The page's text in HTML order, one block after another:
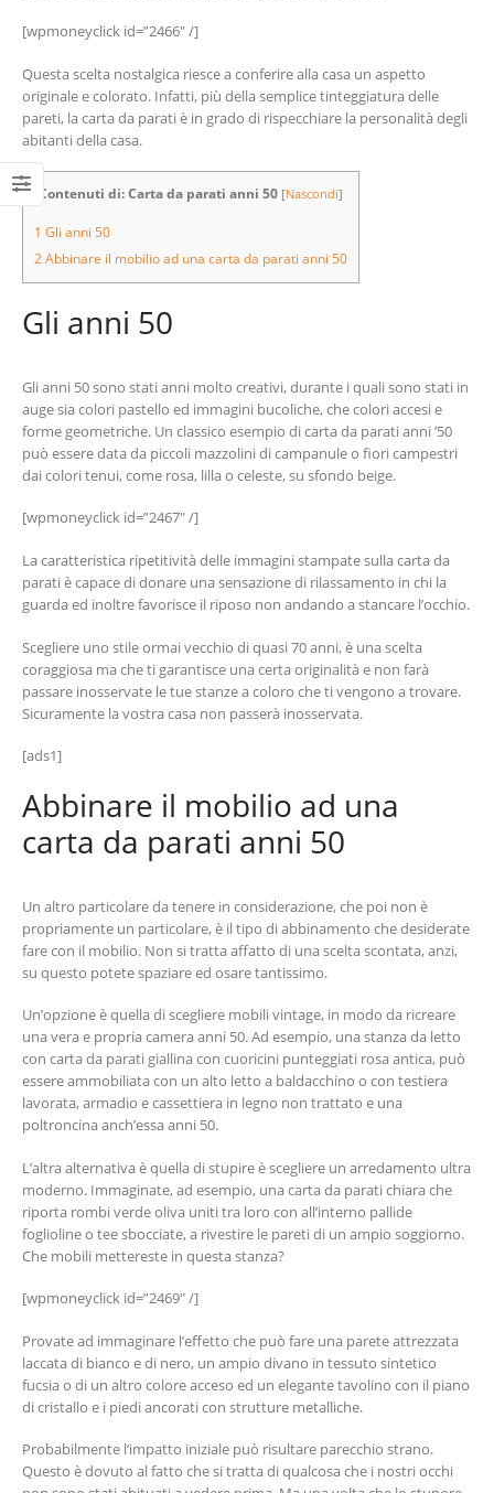
[wpmoneyclick id=”2466″ /]
Questa scelta nostalgica riesce a conferire alla casa un aspetto
originale e colorato. Infatti, più della semplice tinteggiatura delle
pareti, la carta da parati è in grado di rispecchiare la personalità degli
abitanti della casa.
Contenuti di: Carta da parati anni 50 [Nascondi]
1 Gli anni 50
2Abbinare il mobilio ad una carta da parati anni 50
Gli anni 50
Gli anni 50 sono stati anni molto creativi, durante i quali sono stati in
auge sia colori pastello ed immagini bucoliche, che colori accesi e
forme geometriche. Un classico esempio di carta da parati anni ’50
può essere data da piccoli mazzolini di campanule o fiori campestri
dai colori tenui, come rosa, lilla o celeste, su sfondo beige.
[wpmoneyclick id=”2467″ /]
La caratteristica ripetitività delle immagini stampate sulla carta da
parati è capace di donare una sensazione di rilassamento in chi la
guarda ed inoltre favorisce il riposo non andando a stancare l’occhio.
Scegliere uno stile ormai vecchio di quasi 70 anni, è una scelta
coraggiosa ma che ti garantisce una certa originalità e non farà
passare inosservate le tue stanze a coloro che ti vengono a trovare.
Sicuramente la vostra casa non passerà inosservata.
[ads1]
Abbinare il mobilio ad una
carta da parati anni 50
Un altro particolare da tenere in considerazione, che poi non è
propriamente un particolare, è il tipo di abbinamento che desiderate
fare con il mobilio. Non si tratta affatto di una scelta scontata, anzi,
su questo potete spaziare ed osare tantissimo.
Un’opzione è quella di scegliere mobili vintage, in modo da ricreare
una vera e propria camera anni 50. Ad esempio, una stanza da letto
con carta da parati giallina con cuoricini punteggiati rosa antica, può
essere ammobiliata con un alto letto a baldacchino o con testiera
lavorata, armadio e cassettiera in legno non trattato e una
poltroncina anch’essa anni 50.
L’altra alternativa è quella di stupire è scegliere un arredamento ultra
moderno. Immaginate, ad esempio, una carta da parati chiara che
riporta rombi verde oliva uniti tra loro con all’interno pallide
foglioline o tee sbocciate, a rivestire le pareti di un ampio soggiorno.
Che mobili mettereste in questa stanza?
[wpmoneyclick id=”2469″ /]
Provate ad immaginare l’effetto che può fare una parete attrezzata
laccata di bianco e di nero, un ampio divano in tessuto sintetico
fucsia o di un altro colore acceso ed un elegante tavolino con il piano
di cristallo e i piedi ancorati con strutture metalliche.
Probabilmente l’impatto iniziale può risultare parecchio strano.
Questo è dovuto al fatto che si tratta di qualcosa che i nostri occhi